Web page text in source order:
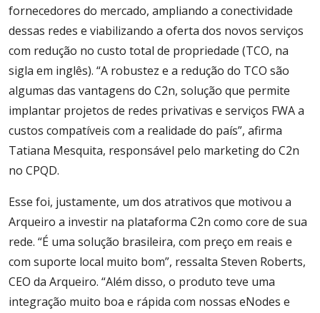
fornecedores do mercado, ampliando a conectividade
dessas redes e viabilizando a oferta dos novos serviços
com redução no custo total de propriedade (TCO, na
sigla em inglês). “A robustez e a redução do TCO são
algumas das vantagens do C2n, solução que permite
implantar projetos de redes privativas e serviços FWA a
custos compatíveis com a realidade do país”, afirma
Tatiana Mesquita, responsável pelo marketing do C2n
no CPQD.
Esse foi, justamente, um dos atrativos que motivou a
Arqueiro a investir na plataforma C2n como core de sua
rede. “É uma solução brasileira, com preço em reais e
com suporte local muito bom”, ressalta Steven Roberts,
CEO da Arqueiro. “Além disso, o produto teve uma
integração muito boa e rápida com nossas eNodes e